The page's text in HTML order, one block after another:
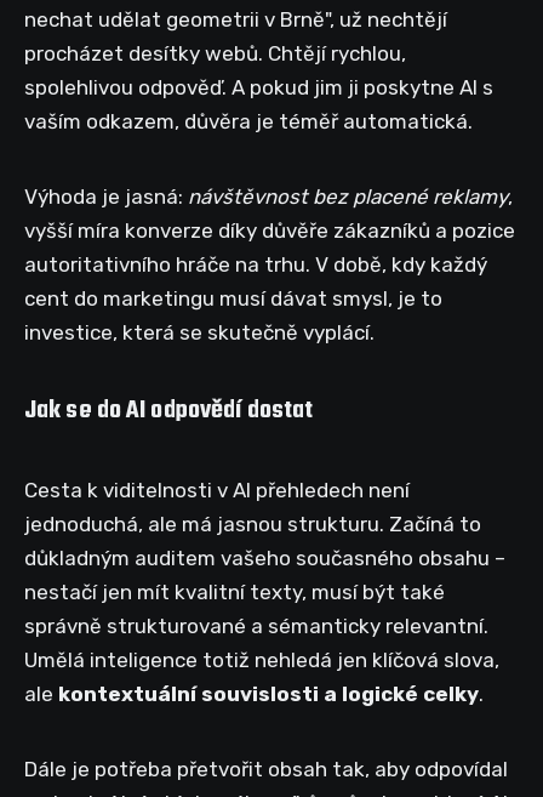
nechat udělat geometrii v Brně", už nechtějí
procházet desítky webů. Chtějí rychlou,
spolehlivou odpověď. A pokud jim ji poskytne AI s
vaším odkazem, důvěra je téměř automatická.
Výhoda je jasná: návštěvnost bez placené reklamy,
vyšší míra konverze díky důvěře zákazníků a pozice
autoritativního hráče na trhu. V době, kdy každý
cent do marketingu musí dávat smysl, je to
investice, která se skutečně vyplácí.
Jak se do AI odpovědí dostat
Cesta k viditelnosti v AI přehledech není
jednoduchá, ale má jasnou strukturu. Začíná to
důkladným auditem vašeho současného obsahu –
nestačí jen mít kvalitní texty, musí být také
správně strukturované a sémanticky relevantní.
Umělá inteligence totiž nehledá jen klíčová slova,
ale kontextuální souvislosti a logické celky.
Dále je potřeba přetvořit obsah tak, aby odpovídal